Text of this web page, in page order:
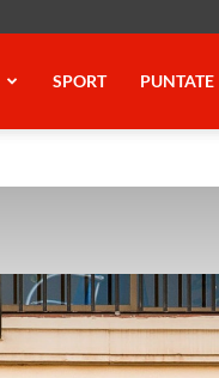
SPORT PUNTATE